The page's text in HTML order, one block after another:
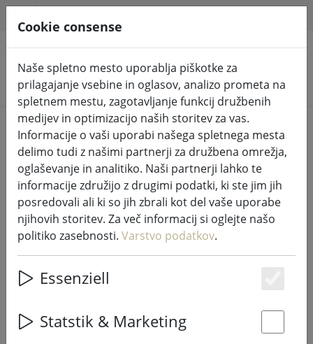
Iskanje izdelkov
Home Pravljične luči in razsvetljava Pravljične lučke
Sirius Tech-Line pravljične luči
podaljšek 45 LED topla bela 4,5 m
na prostem 230V črna
Cookie consense
Naše spletno mesto uporablja piškotke za
prilagajanje vsebine in oglasov, analizo prometa na
spletnem mestu, zagotavljanje funkcij družbenih
medijev in optimizacijo naših storitev za vas.
Informacije o vaši uporabi našega spletnega mesta
delimo tudi z našimi partnerji za družbena omrežja,
oglaševanje in analitiko. Naši partnerji lahko te
informacije združijo z drugimi podatki, ki ste jim jih
posredovali ali ki so jih zbrali kot del vaše uporabe
njihovih storitev. Za več informacij si oglejte našo
politiko zasebnosti. Varstvo podatkov.
Essenziell
Statstik & Marketing